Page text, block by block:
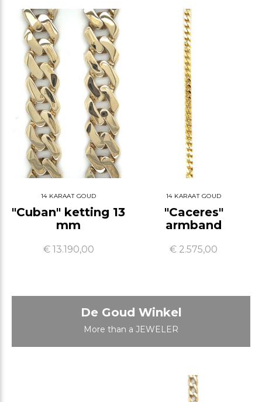
14 KARAAT GOUD
"Cuban" ketting 13
mm
€ 13.190,00
14 KARAAT GOUD
"Caceres"
armband
€ 2.575,00
De Goud Winkel
More than a JEWELER